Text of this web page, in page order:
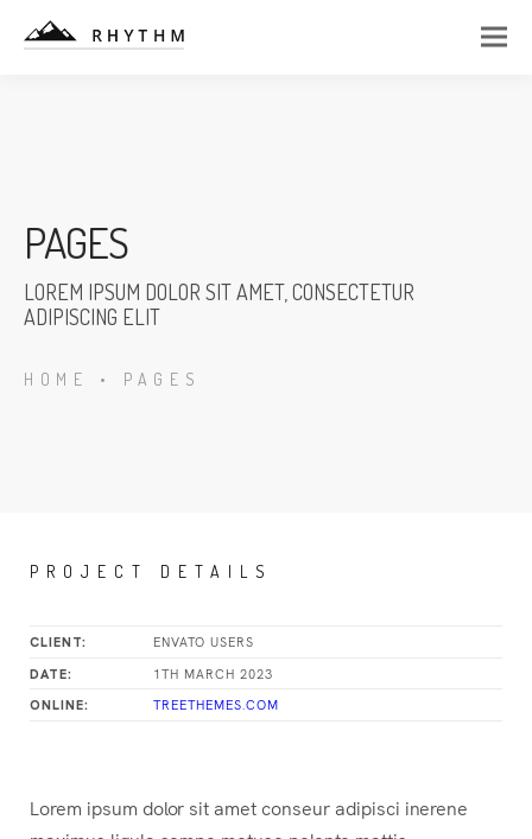
PAGES
LOREM IPSUM DOLOR SIT AMET, CONSECTETUR
ADIPISCING ELIT
HOME • PAGES
PROJECT DETAILS
CLIENT: ENVATO USERS
DATE: 1TH MARCH 2023
ONLINE: TREETHEMES.COM
Lorem ipsum dolor sit amet conseur adipisci inerene